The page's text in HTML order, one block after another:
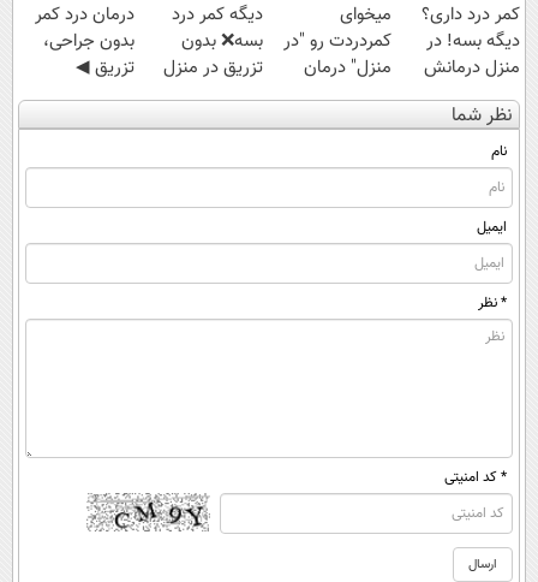
کمر درد داری؟
دیگه بسه! در
منزل درمانش
کن
(◀پرسش‌نامه)
میخوای
کمردردت رو "در
منزل" درمان
کنی؟ (◂فیلم +
◂پرسش‌نامه)
دیگه کمر درد
بسه❌ بدون
تزریق در منزل
درمانش کن✅
◀پرسش‌نامه پر
درمان درد کمر
بدون جراحی،
تزریق ◀
پرسش‌نامه رو پر
کن ▶
نظر شما
نام
ایمیل
* نظر
* کد امنیتی